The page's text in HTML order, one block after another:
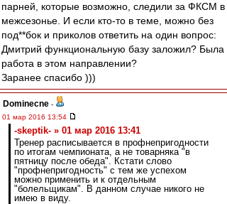
парней, которые возможно, следили за ФКСМ в
межсезонье. И если кто-то в теме, можно без
под**бок и приколов ответить на один вопрос:
Дмитрий функциональную базу заложил? Была
работа в этом направлении?
Заранее спасибо )))
Dominecne -
01 мар 2016 13:54
-skeptik- » 01 мар 2016 13:41
Тренер расписывается в профнепригодности
по итогам чемпионата, а не товарняка "в
пятницу после обеда". Кстати слово
"профнепригодность" с тем же успехом
можно применить и к отдельным
"болельщикам". В данном случае никого не
имею в виду.